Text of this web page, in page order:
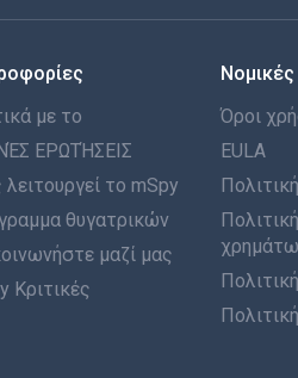
Français
Español
Português
Italiano
العربية
με το
ΕΡΩΤΉΣΕΙΣ
το mSpy
θυγατρικών
μαζί μας
Κριτικές
Όροι
EULA